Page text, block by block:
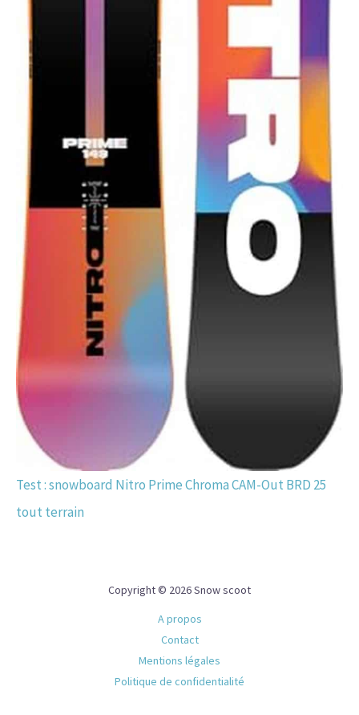
Test : snowboard Nitro Prime Chroma CAM-Out BRD 25
tout terrain
Copyright © 2026 Snow scoot
A propos
Contact
Mentions légales
Politique de confidentialité